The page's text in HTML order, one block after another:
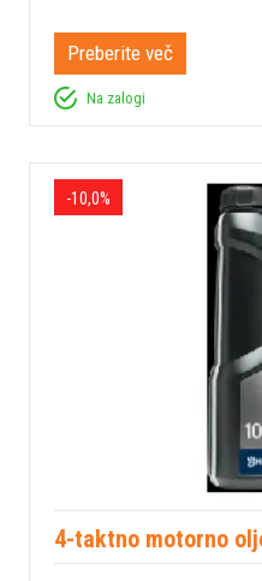
Preberite več
Na zalogi
-10,0%
4-taktno motorno